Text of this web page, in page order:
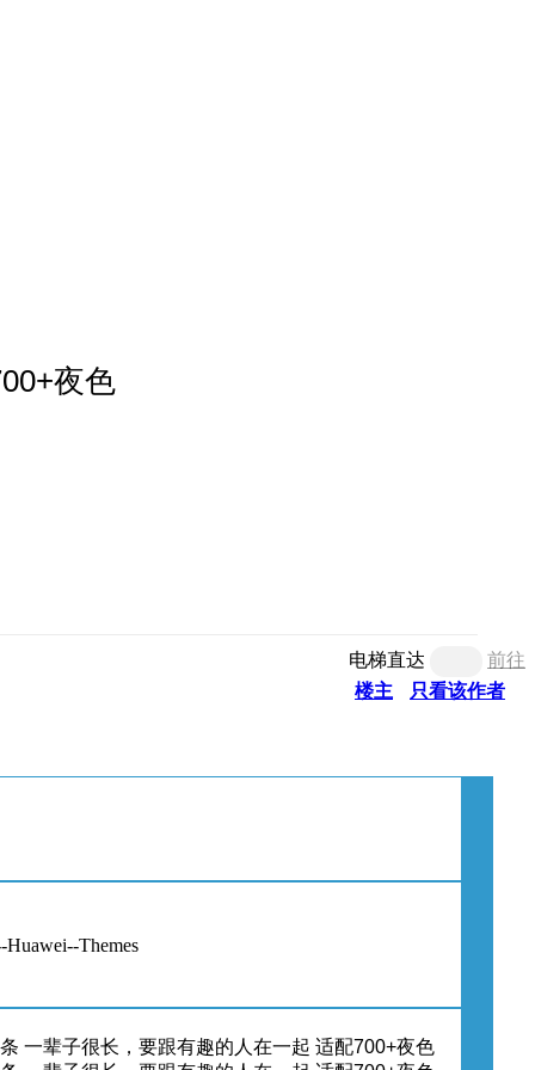
夜色
电梯直达
前往
楼主
只看该作者
Themes